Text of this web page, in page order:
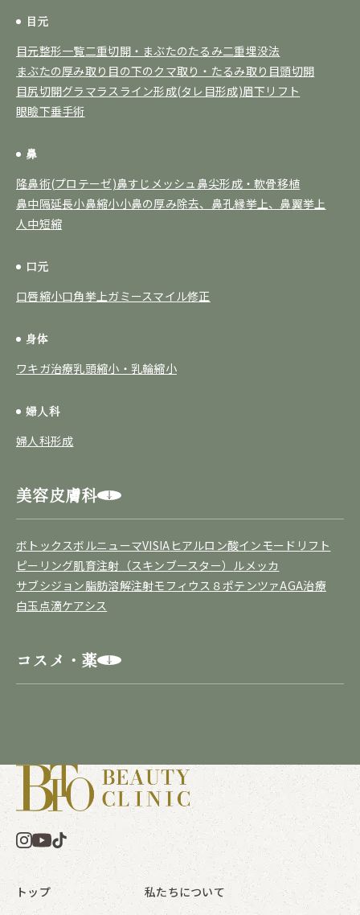
目元
目元整形一覧二重切開・まぶたのたるみ二重埋没法
まぶたの厚み取り 目の下のクマ取り・たるみ取り 目頭切開
目尻切開グラマラスライン形成(タレ目形成)眉下リフト
眼瞼下垂手術
鼻
隆鼻術(プロテーゼ)鼻すじメッシュ鼻尖形成・軟骨移植
鼻中隔延長小鼻縮小小鼻の厚み除去、鼻孔縁挙上、鼻翼挙上
人中短縮
口元
口唇縮小口角挙上ガミースマイル修正
身体
ワキガ治療乳頭縮小・乳輪縮小
婦人科
婦人科形成
美容皮膚科
ボトックスボルニューマVISIA ヒアルロン酸インモードリフト
ピーリング肌育注射（スキンブースター） ルメッカ
サブシジョン脂肪溶解注射モフィウス８ポテンツァAGA治療
白玉点滴ケアシス
コスメ・薬
トップ
私たちについて